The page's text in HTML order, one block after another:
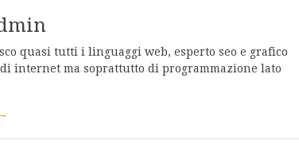
quasi tutti i linguaggi web, esperto seo e grafico
internet ma soprattutto di programmazione lato